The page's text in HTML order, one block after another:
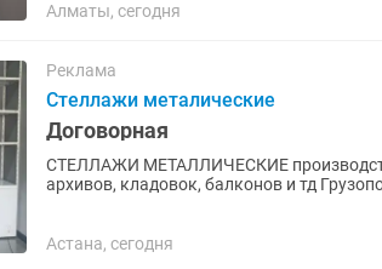
Алматы, сегодня
Реклама
Стеллажи металические
Договорная
СТЕЛЛАЖИ МЕТАЛЛИЧЕСКИЕ
архивов, кладовок, балконов и тд Грузоподъемность до 130 кг на одну полку. Имеются разные
Астана, сегодня